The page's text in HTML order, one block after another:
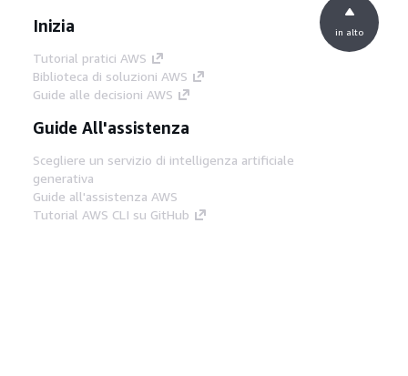
Inizia
Tutorial pratici AWS
Biblioteca di soluzioni AWS
Guide alle decisioni AWS
Guide All'assistenza
Scegliere un servizio di intelligenza artificiale
generativa
Guide all'assistenza AWS
Tutorial AWS CLI su GitHub
in alto